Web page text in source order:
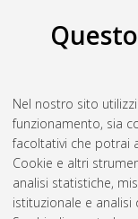
Nel nostro sito
funzionamento, sia
facoltativi che potrai
Cookie e altri
analisi statistiche,
istituzionale e
centrale: una
Università di
(abilitante alla
DM270] ,